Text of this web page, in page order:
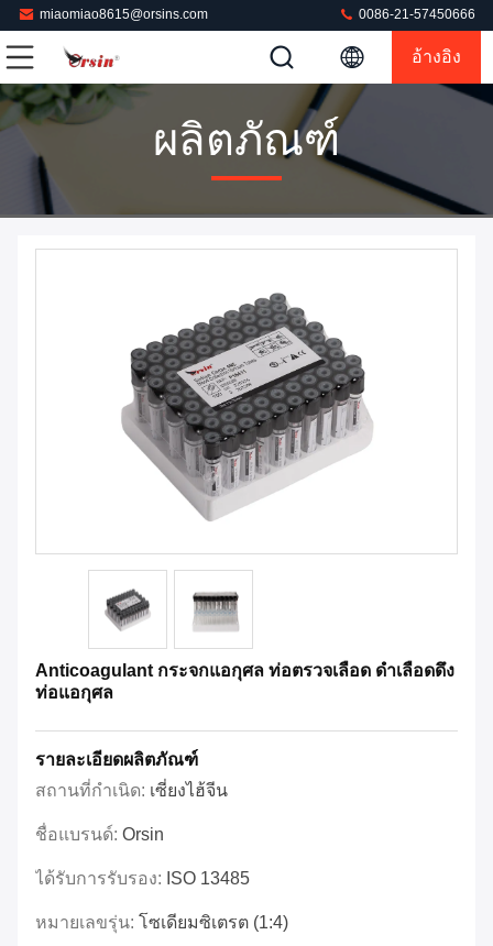
miaomiao8615@orsins.com 0086-21-57450666
อ้างอิง
ผลิตภัณฑ์
Anticoagulant กระจกแอกุศล ท่อตรวจเลือด ดําเลือดดึง
ท่อแอกุศล
รายละเอียดผลิตภัณฑ์
สถานที่กำเนิด: เซี่ยงไฮ้จีน
ชื่อแบรนด์: Orsin
ได้รับการรับรอง: ISO 13485
หมายเลขรุ่น: โซเดียมซิเตรต (1:4)